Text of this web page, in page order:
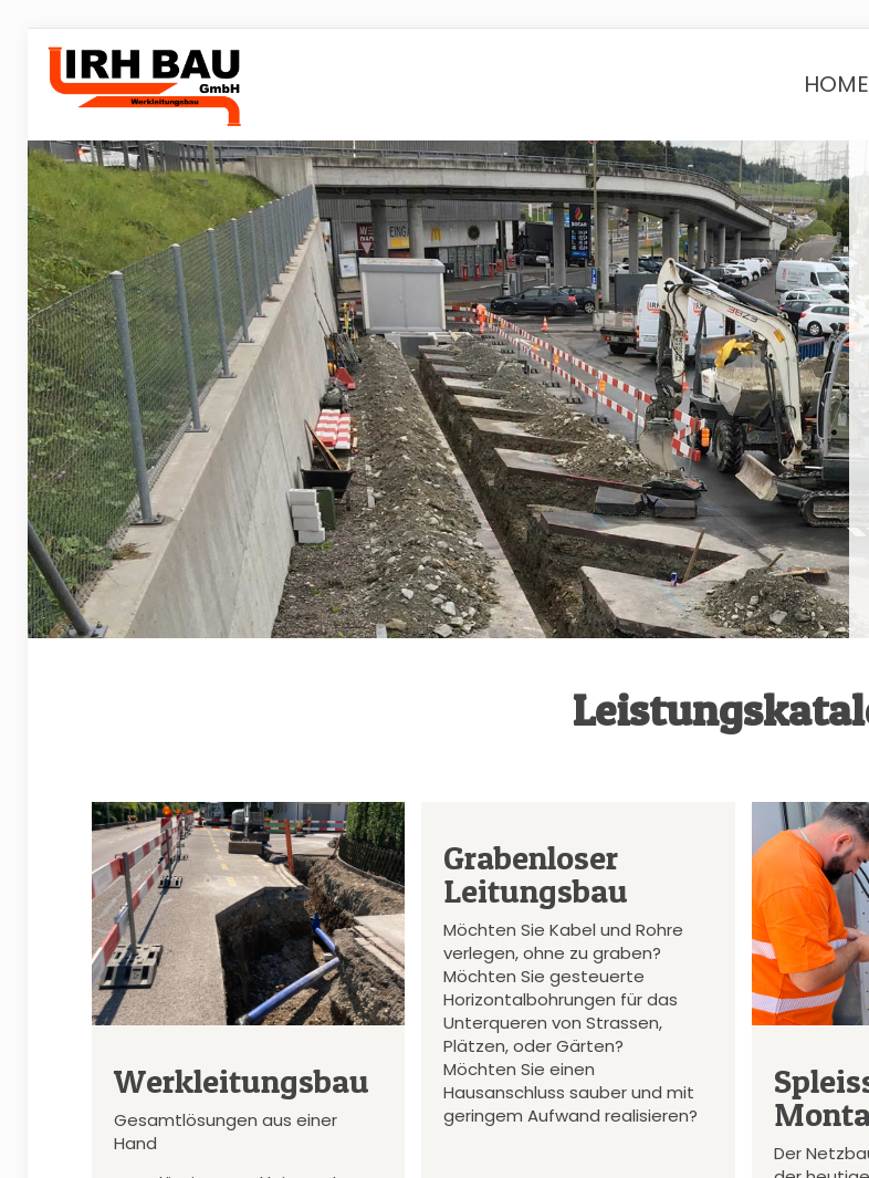
HOME
Werkleitungsbau
Gesamtlösungen aus einer
Hand
Grabenloser
Leitungsbau
Möchten Sie Kabel und Rohre
verlegen, ohne zu graben?
Möchten Sie gesteuerte
Horizontalbohrungen für das
Unterqueren von Strassen,
Plätzen, oder Gärten?
Möchten Sie einen
Hausanschluss sauber und mit
geringem Aufwand realisieren?
Der